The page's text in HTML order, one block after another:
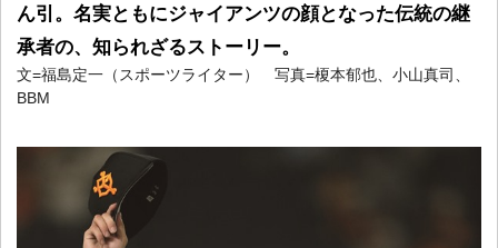
ん引。名実ともにジャイアンツの顔となった伝統の継
承者の、知られざるストーリー。
文=福島定一（スポーツライター） 写真=榎本郁也、小山真司、
BBM